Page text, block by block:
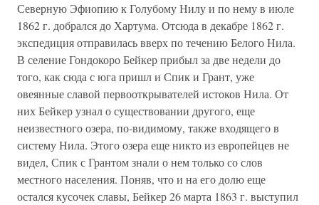
Северную Эфиопию к Голубому Нилу и по нему в июле
1862 г. добрался до Хартума. Отсюда в декабре 1862 г.
экспедиция отправилась вверх по течению Белого Нила.
В селение Гондокоро Бейкер прибыл за две недели до
того, как сюда с юга пришл и Спик и Грант, уже
овеянные славой первооткрывателей истоков Нила. От
них Бейкер узнал о существовании другого, еще
неизвестного озера, по-видимому, также входящего в
систему Нила. Этого озера еще никто из европейцев не
видел, Спик с Грантом знали о нем только со слов
местного населения. Поняв, что и на его долю еще
остался кусочек славы, Бейкер 26 марта 1863 г. выступил